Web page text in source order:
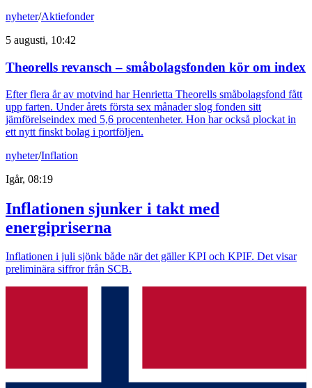
nyheter/Aktiefonder
5 augusti, 10:42
Theorells revansch – småbolagsfonden kör om index
Efter flera år av motvind har Henrietta Theorells småbolagsfond fått
upp farten. Under årets första sex månader slog fonden sitt
jämförelseindex med 5,6 procentenheter. Hon har också plockat in
ett nytt finskt bolag i portföljen.
nyheter/Inflation
Igår, 08:19
Inflationen sjunker i takt med
energipriserna
Inflationen i juli sjönk både när det gäller KPI och KPIF. Det visar
preliminära siffror från SCB.